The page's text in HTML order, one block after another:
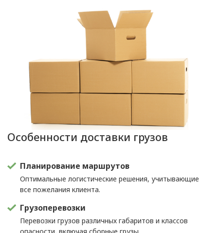
Особенности доставки грузов
Планирование маршрутов
Оптимальные логистические решения, учитывающие
все пожелания клиента.
Грузоперевозки
Перевозки грузов различных габаритов и классов